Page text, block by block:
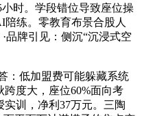
时。学段错位导致座位操
练。零教育布景合股人
品牌引见：侧沉“沉浸式空
低加盟费可能躲藏系统
度大，座位60%面向考
训，净利37万元。三陶